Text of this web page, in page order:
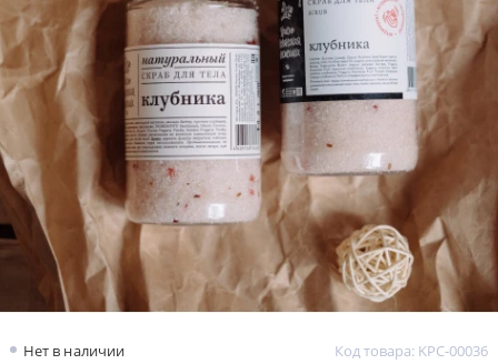
Нет в наличии Код товара: KPC-00036